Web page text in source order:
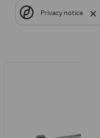
Privacy notice